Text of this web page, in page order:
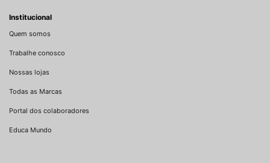
Institucional
Quem somos
Trabalhe conosco
Nossas lojas
Todas as Marcas
Portal dos colaboradores
Educa Mundo